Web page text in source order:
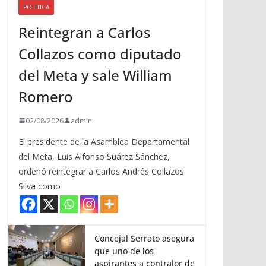
i
b
a
j
o
a
POLITICA
Reintegran a Carlos
Collazos como diputado
del Meta y sale William
Romero
02/08/2026 admin
El presidente de la Asamblea Departamental
del Meta, Luis Alfonso Suárez Sánchez,
ordenó reintegrar a Carlos Andrés Collazos
Silva como
Concejal Serrato asegura
que uno de los
aspirantes a contralor de